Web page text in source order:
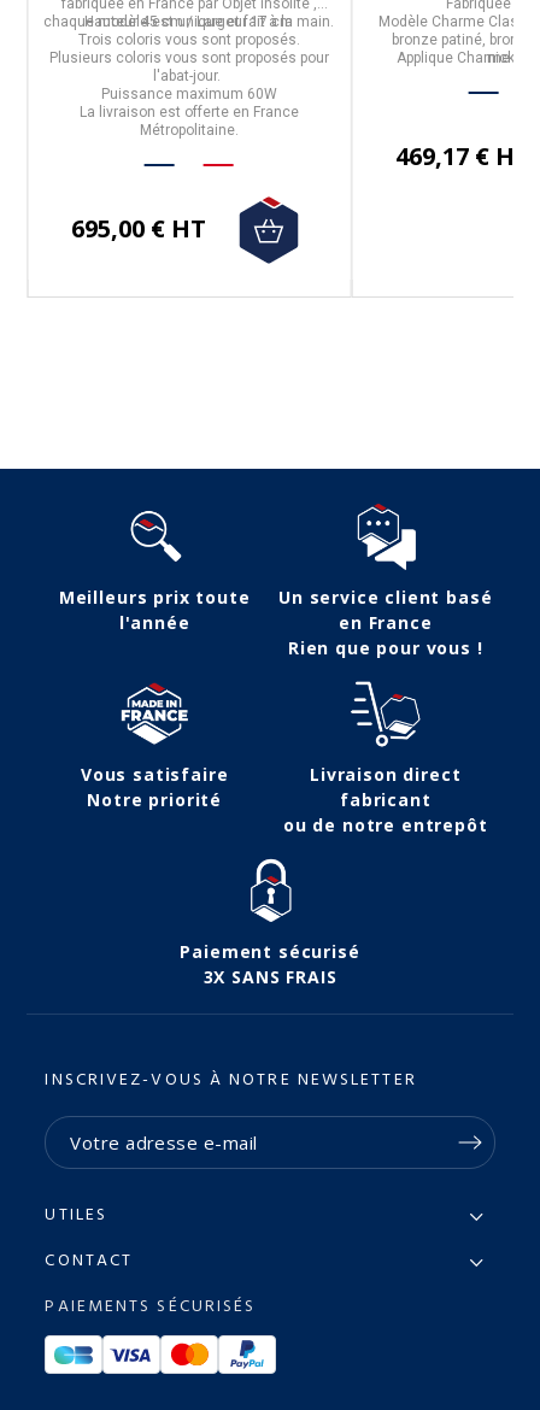
fabriquée en France par Objet insolite ,
chaque modèle est unique et fait à la main.
Hauteur 45 cm / Largeur 17 cm
Trois coloris vous sont proposés.
Plusieurs coloris vous sont proposés pour
l'abat-jour.
Puissance maximum 60W
La livraison est offerte en France
Métropolitaine.
695,00 € HT
Fabriquée en
Modèle Charme
bronze patiné,
nickelé.
Applique Charme par
469,17 € HT
Meilleurs prix toute
l'année
Un service client basé
en France
Rien que pour vous !
Vous satisfaire
Notre priorité
Livraison direct
fabricant
ou de notre entrepôt
Paiement sécurisé
3X SANS FRAIS
INSCRIVEZ-VOUS À NOTRE NEWSLETTER
UTILES
CONTACT
PAIEMENTS SÉCURISÉS